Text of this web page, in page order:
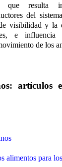
resulta
del
visibilidad y la
e
de los
artículos
alimentos para